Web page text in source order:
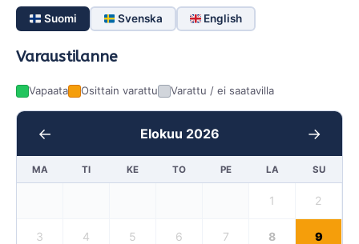
Suomi Svenska English
Varaustilanne
Vapaata Osittain varattu Varattu / ei saatavilla
← Elokuu 2026 →
MA TI KE TO PE LA SU
1 2
3 4 5 6 7 8 9